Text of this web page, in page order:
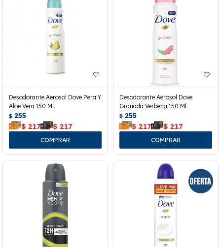
Desodorante Aerosol Dove Pera Y
Aloe Vera 150 Ml.
$ 255
$ 217 $ 217
Desodorante Aerosol Dove
Granada Verbena 150 Ml.
$ 255
$ 217 $ 217